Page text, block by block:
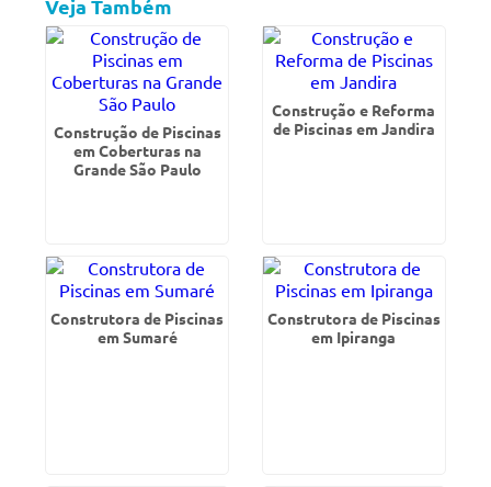
Veja Também
Construção de Piscinas
em Coberturas na
Grande São Paulo
Construção e Reforma
de Piscinas em Jandira
Construtora de Piscinas
em Sumaré
Construtora de Piscinas
em Ipiranga